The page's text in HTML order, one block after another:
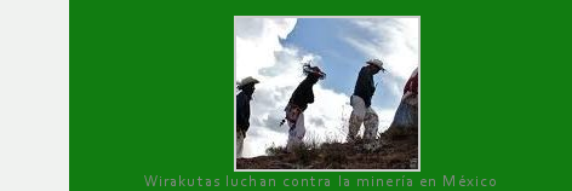
Wirakutas luchan contra la minería en México